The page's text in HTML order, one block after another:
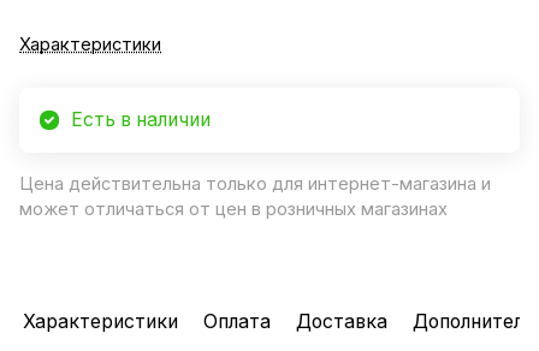
Характеристики
Есть в наличии
Цена действительна только для интернет-магазина и
может отличаться от цен в розничных магазинах
Характеристики Оплата Доставка